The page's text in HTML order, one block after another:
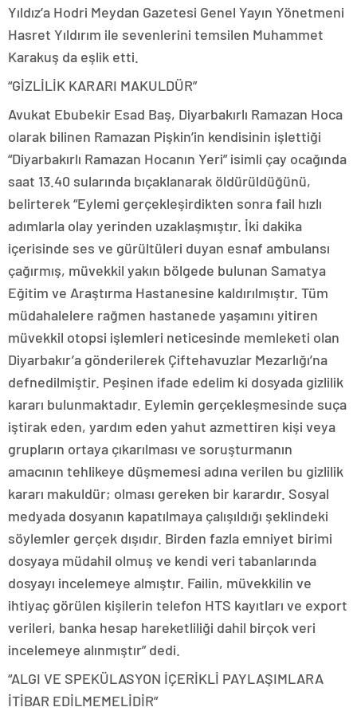
Yıldız’a Hodri Meydan Gazetesi Genel Yayın Yönetmeni
Hasret Yıldırım ile sevenlerini temsilen Muhammet
Karakuş da eşlik etti.
“GİZLİLİK KARARI MAKULDÜR”
Avukat Ebubekir Esad Baş, Diyarbakırlı Ramazan Hoca
olarak bilinen Ramazan Pişkin’in kendisinin işlettiği
“Diyarbakırlı Ramazan Hocanın Yeri” isimli çay ocağında
saat 13.40 sularında bıçaklanarak öldürüldüğünü,
belirterek “Eylemi gerçekleşirdikten sonra fail hızlı
adımlarla olay yerinden uzaklaşmıştır. İki dakika
içerisinde ses ve gürültüleri duyan esnaf ambulansı
çağırmış, müvekkil yakın bölgede bulunan Samatya
Eğitim ve Araştırma Hastanesine kaldırılmıştır. Tüm
müdahalelere rağmen hastanede yaşamını yitiren
müvekkil otopsi işlemleri neticesinde memleketi olan
Diyarbakır’a gönderilerek Çiftehavuzlar Mezarlığı’na
defnedilmiştir. Peşinen ifade edelim ki dosyada gizlilik
kararı bulunmaktadır. Eylemin gerçekleşmesinde suça
iştirak eden, yardım eden yahut azmettiren kişi veya
grupların ortaya çıkarılması ve soruşturmanın
amacının tehlikeye düşmemesi adına verilen bu gizlilik
kararı makuldür; olması gereken bir karardır. Sosyal
medyada dosyanın kapatılmaya çalışıldığı şeklindeki
söylemler gerçek dışıdır. Birden fazla emniyet birimi
dosyaya müdahil olmuş ve kendi veri tabanlarında
dosyayı incelemeye almıştır. Failin, müvekkilin ve
ihtiyaç görülen kişilerin telefon HTS kayıtları ve export
verileri, banka hesap hareketliliği dahil birçok veri
incelemeye alınmıştır” dedi.
“ALGI VE SPEKÜLASYON İÇERİKLİ PAYLAŞIMLARA
İTİBAR EDİLMEMELİDİR”